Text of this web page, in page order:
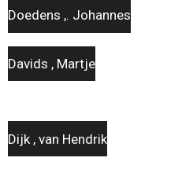
Doedens ,. Johannes
Davids , Martje
Dijk , van Hendrik